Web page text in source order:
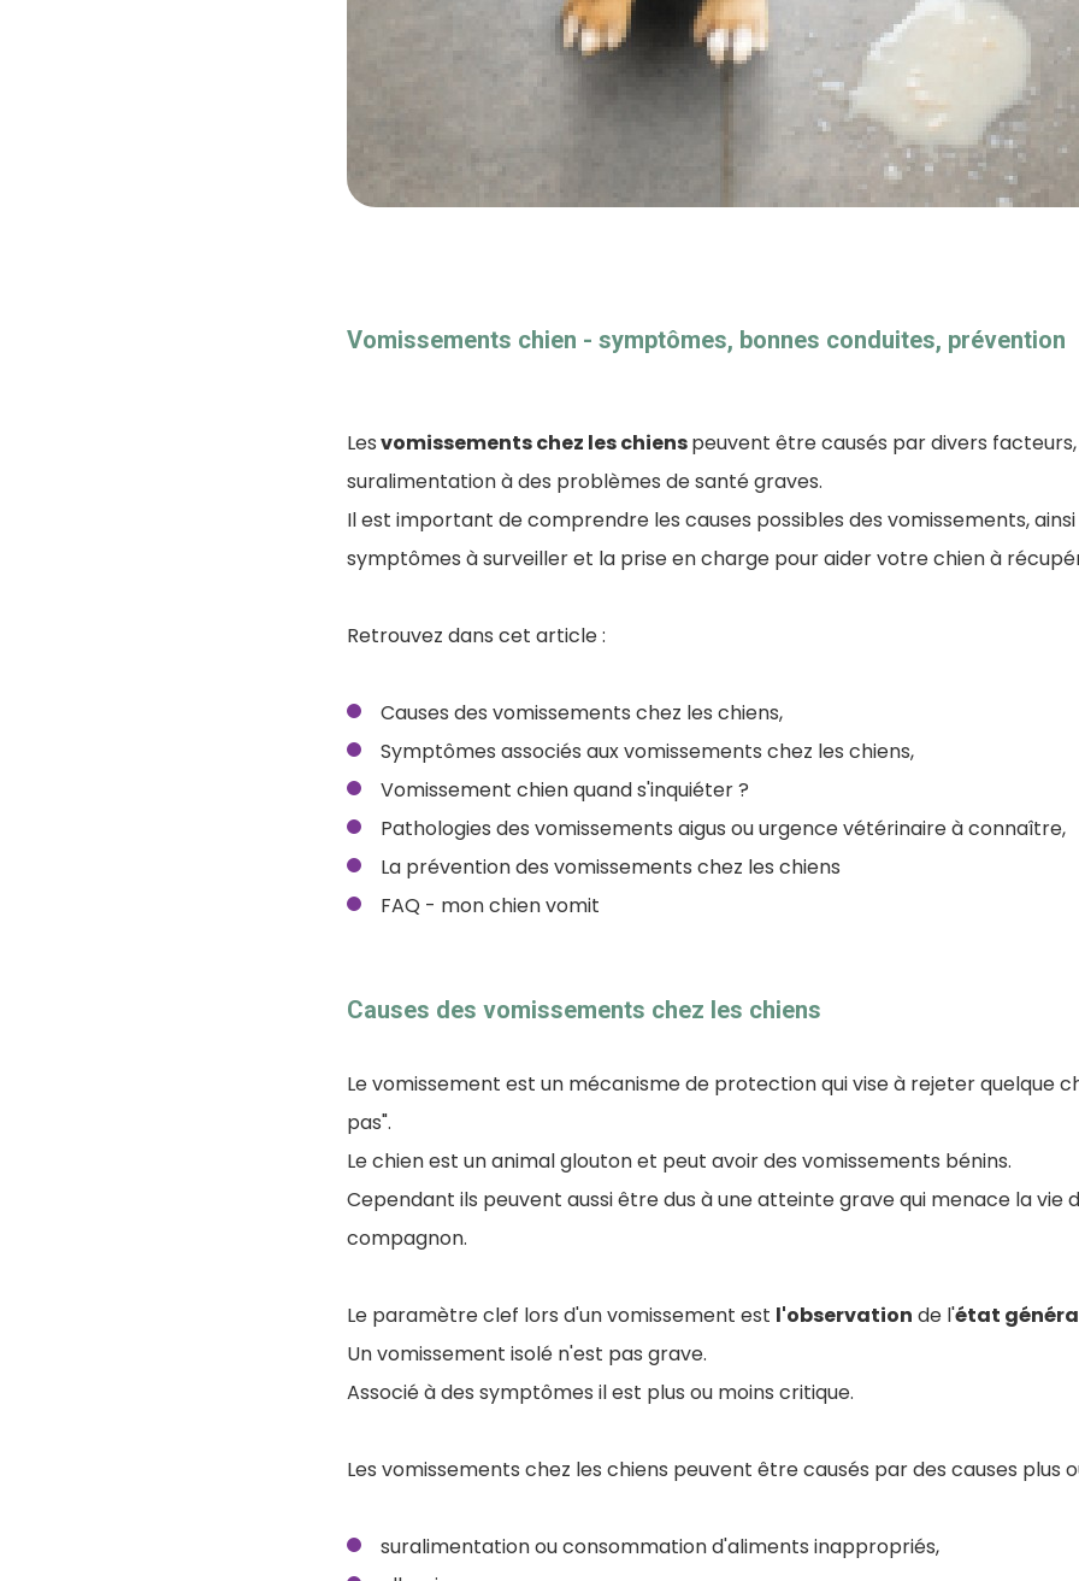
Vomissements chien - symptômes, bonnes conduites, prévention
Lesvomissements chez les chienspeuvent être causés par divers
suralimentation à des problèmes de santé graves.
Il est important de comprendre les causes possibles des vomissements, ainsi
symptômes à surveiller et la prise en charge pour aider votre chien à
Retrouvez dans cet article :
Causes des vomissements chez les chiens,
Symptômes associés aux vomissements chez les chiens,
Vomissement chien quand s'inquiéter ?
Pathologies des vomissements aigus ou urgence vétérinaire à connaître,
La prévention des vomissements chez les chiens
FAQ - mon chien vomit
Causes des vomissements chez les chiens
Le vomissement est un mécanisme de protection qui vise à rejeter quelque
pas".
Le chien est un animal glouton et peut avoir des vomissements bénins.
Cependant ils peuvent aussi être dus à une atteinte grave qui menace la vie
compagnon.
Le paramètre clef lors d'un vomissement est l'observation de l'état
Un vomissement isolé n'est pas grave.
Associé à des symptômes il est plus ou moins critique.
Les vomissements chez les chiens peuvent être causés par des causes plus
suralimentation ou consommation d'aliments inappropriés,